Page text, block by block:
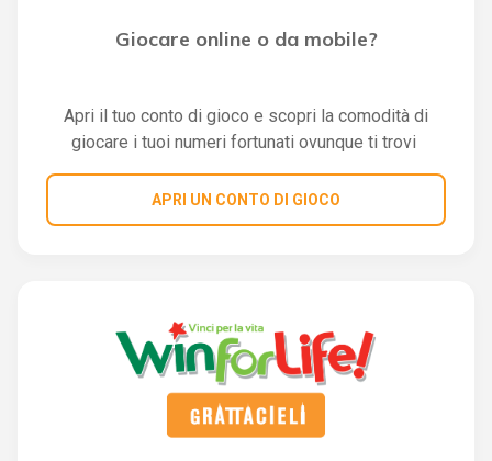
Giocare online o da mobile?
Apri il tuo conto di gioco e scopri la comodità di
giocare i tuoi numeri fortunati ovunque ti trovi
APRI UN CONTO DI GIOCO